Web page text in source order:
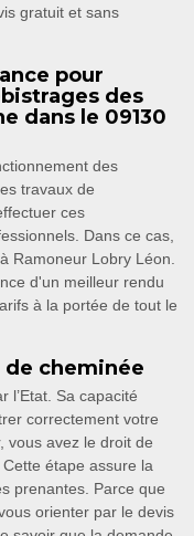
gratuit et sans
pour
des
dans le 09130
des
travaux de
ces
Dans ce cas,
Ramoneur Lobry Léon.
d'un meilleur rendu
à la portée de tout le
de cheminée
l’Etat. Sa capacité
correctement votre
vous avez le droit de
étape assure la
prenantes. Parce que
orienter par le devis